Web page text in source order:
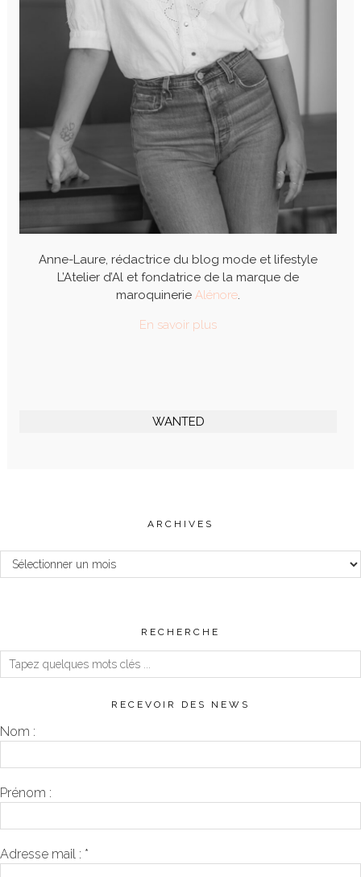
Anne-Laure, rédactrice du blog mode et lifestyle
L’Atelier d’Al et fondatrice de la marque de
maroquinerie Alénore.
En savoir plus
WANTED
ARCHIVES
Archives
RECHERCHE
RECEVOIR DES NEWS
Nom :
Prénom :
Adresse mail : *